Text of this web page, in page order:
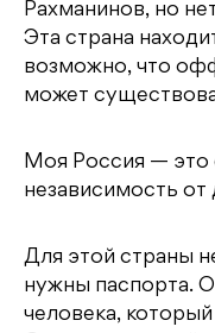
Рахманинов, но
Эта страна
возможно, что
может
Моя Россия — это
независимость от
Для этой страны
нужны паспорта.
человека,